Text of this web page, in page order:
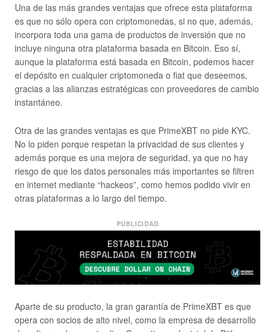
Una de las más grandes ventajas que ofrece esta plataforma
es que no sólo opera con criptomonedas, si no que, además,
incorpora toda una gama de productos de inversión que no
incluye ninguna otra plataforma basada en Bitcoin. Eso sí,
aunque la plataforma está basada en Bitcoin, podemos hacer
el depósito en cualquier criptomoneda o fiat que deseemos,
gracias a las alianzas estratégicas con proveedores de cambio
instantáneo.
Otra de las grandes ventajas es que PrimeXBT no pide KYC.
No lo piden porque respetan la privacidad de sus clientes y
además porque es una mejora de seguridad, ya que no hay
riesgo de que los datos personales más importantes se filtren
en internet mediante “hackeos”, como hemos podido vivir en
otras plataformas a lo largo del tiempo.
PUBLICIDAD
Aparte de su producto, la gran garantía de PrimeXBT es que
opera con socios de alto nivel, como la empresa de desarrollo